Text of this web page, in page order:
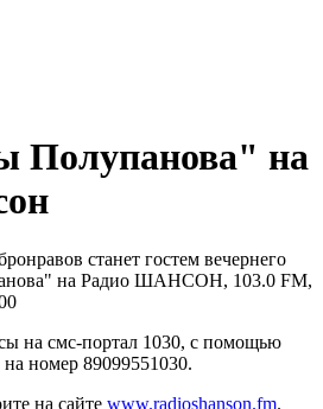
Полупанова" на
станет гостем вечернего
на Радио ШАНСОН, 103.0 FM,
на смс-портал 1030, с помощью
номер 89099551030.
на сайте www.radioshanson.fm.